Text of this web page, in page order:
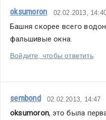
oksumoron 02.02.2013,
Башня скорее всего
фальшивые окна.
Войдите, чтобы ответить
sembond 02.02.2013, 14:47
oksumoron, это была